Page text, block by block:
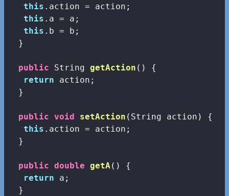
this .action = action;
this .a = a;
this .b = b;
  }
public String getAction ()
{
return action;
  }
public void setAction (String action)
{
this .action = action;
  }
public double getA()
{
return a;
  }